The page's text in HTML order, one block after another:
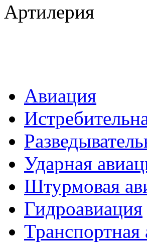
Артилерия
Авиация
Ударная
Штурмовая
Гидроавиация
Транспортная